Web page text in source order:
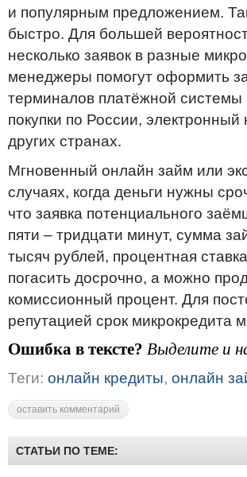
и популярным предложением.
быстро. Для большей
несколько заявок в разные
менеджеры помогут оформить
терминалов платёжной
покупки по России,
других странах.
Мгновенный онлайн займ или
случаях, когда деньги нужны
что заявка потенциального
пяти – тридцати минут, сумма
тысяч рублей, процентная
погасить досрочно, а можно
комиссионный процент. Для
репутацией срок микрокредита
Ошибка в тексте? Выделите и
Теги: онлайн кредиты, онлайн
оставить комментарий
СТАТЬИ ПО ТЕМЕ: